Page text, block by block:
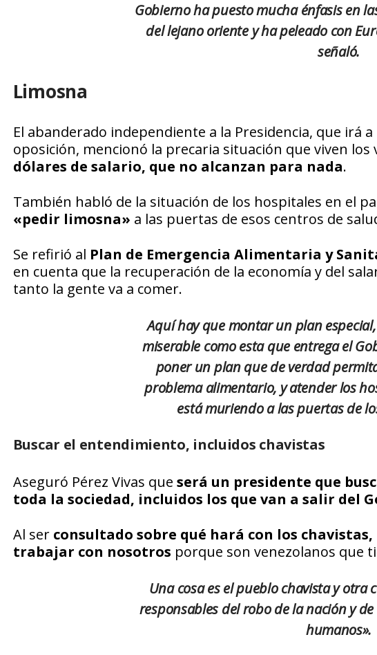
Gobierno ha puesto mucha énfasis en
del lejano oriente y ha peleado con
señaló.
Limosna
El abanderado independiente a la Presidencia, que irá
oposición, mencionó la precaria situación que viven los
dólares de salario, que no alcanzan para nada.
También habló de la situación de los hospitales en el
«pedir limosna» a las puertas de esos centros de
Se refirió al Plan de Emergencia Alimentaria y
en cuenta que la recuperación de la economía y del
tanto la gente va a comer.
Aquí hay que montar un plan
miserable como esta que entrega el
poner un plan que de verdad
problema alimentario, y atender los
está muriendo a las puertas de
Buscar el entendimiento, incluidos chavistas
Aseguró Pérez Vivas que será un presidente que
toda la sociedad, incluidos los que van a salir del
Al serconsultado sobre qué hará con los
trabajar con nosotros porque son venezolanos que
Una cosa es el pueblo chavista y otra
responsables del robo de la nación y
humanos».